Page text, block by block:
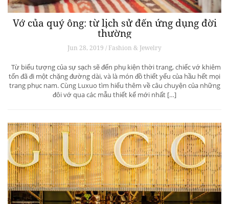
Vớ của quý ông: từ lịch sử đến ứng dụng đời
thường
Jun 28, 2019 / Fashion & Jewelry
Từ biểu tượng của sự sạch sẽ đến phụ kiện thời trang, chiếc vớ khiêm
tốn đã đi một chặng đường dài, và là món đồ thiết yếu của hầu hết mọi
trang phục nam. Cùng Luxuo tìm hiểu thêm về câu chuyện của những
đôi vớ qua các mẫu thiết kế mới nhất […]